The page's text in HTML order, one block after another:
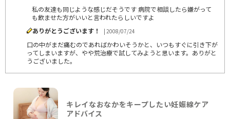
私の友達も同じような感じだそうです 病院で相談したら嫌がって
も飲ませた方がいいと言われたらしいですよ
ありがとうございます！
| 2008/07/24
口の中がまだ痛むのであればかわいそうかと、いつもすぐに引き下が
ってしまいますが、やや荒治療で試してみようと思います。ありがと
うございました。
キレイなおなかをキープしたい妊娠線ケア
アドバイス